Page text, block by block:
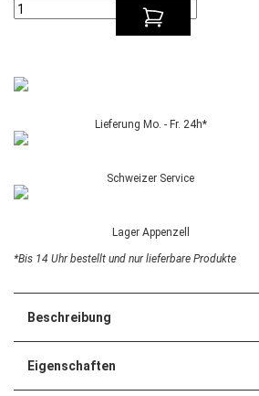
Lieferung Mo. - Fr. 24h*
Schweizer Service
Lager Appenzell
*Bis 14 Uhr bestellt und nur lieferbare Produkte
Beschreibung
Eigenschaften